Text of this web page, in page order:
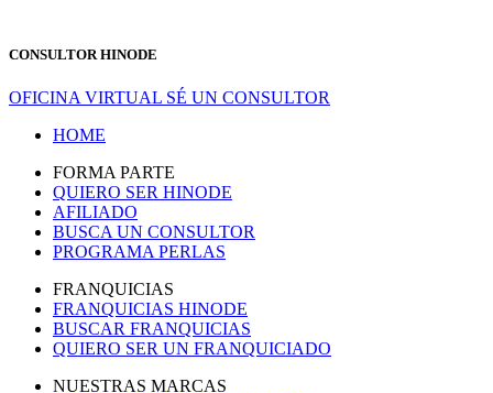
CONSULTOR HINODE
OFICINA VIRTUAL SÉ UN CONSULTOR
HOME
FORMA PARTE
QUIERO SER HINODE
AFILIADO
BUSCA UN CONSULTOR
PROGRAMA PERLAS
FRANQUICIAS
FRANQUICIAS HINODE
BUSCAR FRANQUICIAS
QUIERO SER UN FRANQUICIADO
NUESTRAS MARCAS